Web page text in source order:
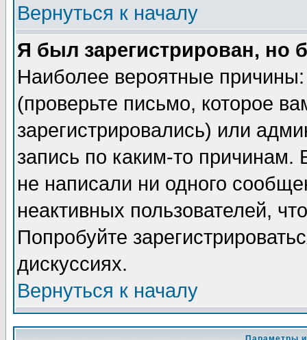
Вернуться к началу
Я был зарегистрирован, но
Наиболее вероятные
(проверьте письмо, которое
зарегистрировались) или
запись по каким-то
не написали ни одного
неактивных пользователей,
Попробуйте
дискуссиях.
Вернуться к началу